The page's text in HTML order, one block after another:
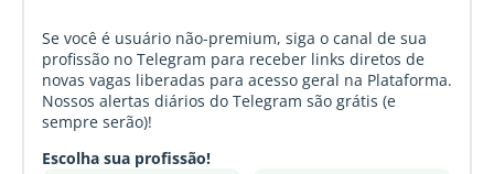
Se você é usuário não-premium, siga o canal de sua
profissão no Telegram para receber links diretos de
novas vagas liberadas para acesso geral na Plataforma.
Nossos alertas diários do Telegram são grátis (e
sempre serão)!
Escolha sua profissão!